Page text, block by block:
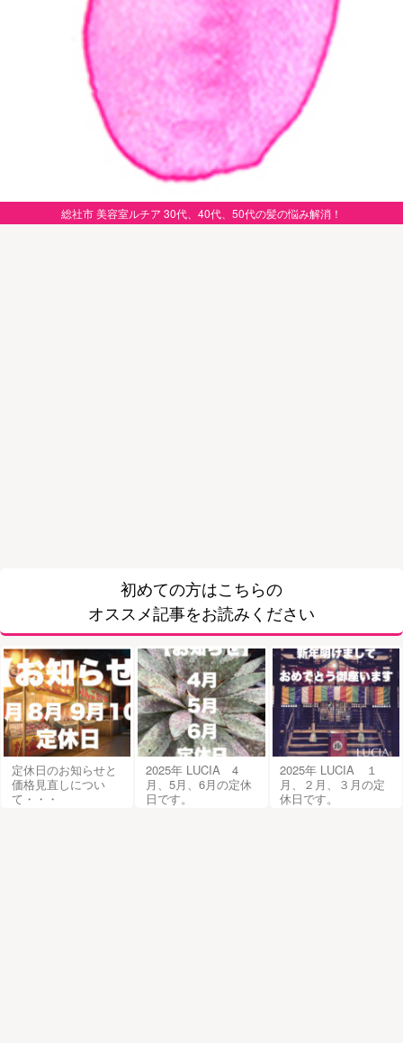
総社市 美容室ルチア 30代、40代、50代の髪の悩み解消！
初めての方はこちらの
オススメ記事をお読みください
定休日のお知らせと
価格見直しについ
て・・・
2025年 LUCIA 4
月、5月、6月の定休
日です。
2025年 LUCIA １
月、２月、３月の定
休日です。